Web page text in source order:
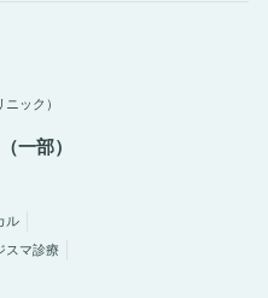
ック）
一部）
ル
スマ診療